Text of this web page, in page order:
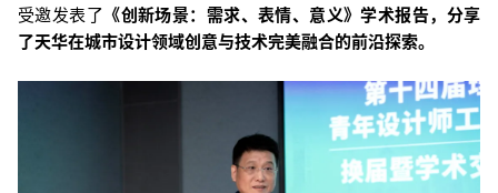
受邀发表了 《创新场景：需求、表情、意义》学术报告，分享
了天华在城市设计领域创意与技术完美融合的前沿探索。